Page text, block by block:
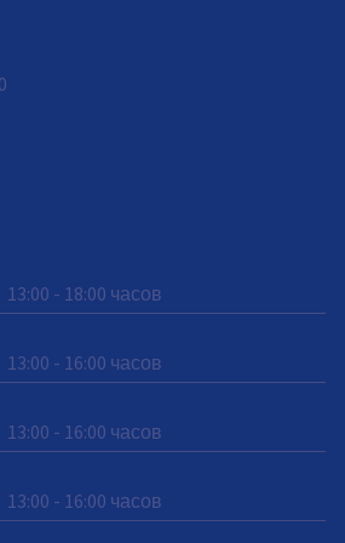
13:00 - 18:00 часов
13:00 - 16:00 часов
13:00 - 16:00 часов
13:00 - 16:00 часов